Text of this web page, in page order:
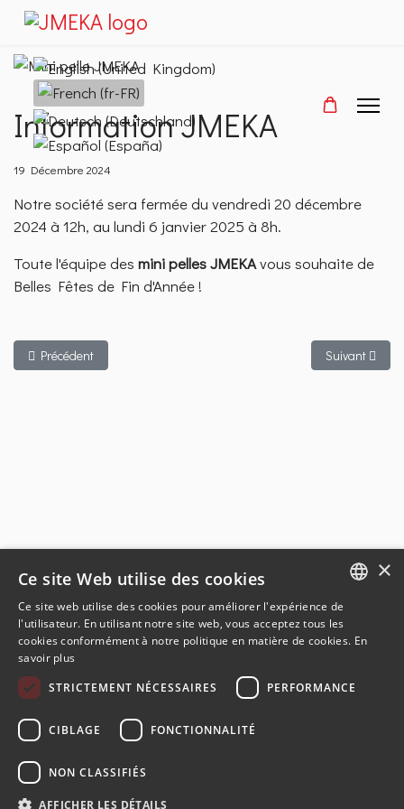
Sélectionnez votre langue
Information JMEKA
19 Décembre 2024
Notre société sera fermée du vendredi 20 décembre
2024 à 12h, au lundi 6 janvier 2025 à 8h.
Toute l'équipe des mini pelles JMEKAvous souhaite de
Belles Fêtes de Fin d'Année️ !
Article précédent : OFFRE SPÉCIALE DE FIN D’ANNÉE !
Précédent Article
Suivant
FRENCH
×
Ce site Web utilise des cookies
Ce site web utilise des cookies pour améliorer l'expérience de
l'utilisateur. En utilisant notre site web, vous acceptez tous les
cookies conformément à notre politique en matière de cookies. En
savoir plus
STRICTEMENT NÉCESSAIRES
PERFORMANCE
CIBLAGE FONCTIONNALITÉ
NON CLASSIFIÉS
AFFICHER LES DÉTAILS